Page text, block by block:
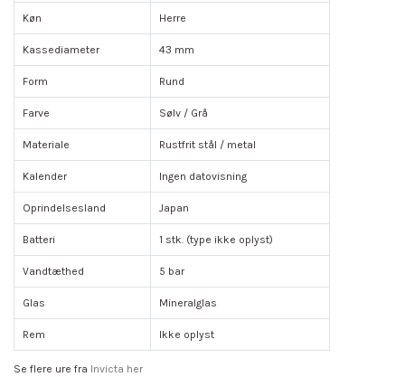
Køn Herre
Kassediameter 43 mm
Form Rund
Farve Sølv / Grå
Materiale Rustfrit stål / metal
Kalender Ingen datovisning
Oprindelsesland Japan
Batteri 1 stk. (type ikke oplyst)
Vandtæthed 5 bar
Glas Mineralglas
Rem Ikke oplyst
Se flere ure fra Invicta her